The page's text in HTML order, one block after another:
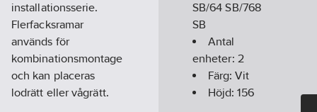
installationsserie.
Flerfacksramar
används för
kombinationsmontage
och kan placeras
lodrätt eller vågrätt.
SB/64 SB/768
SB
Antal
enheter: 2
Färg:Vit
Höjd:156